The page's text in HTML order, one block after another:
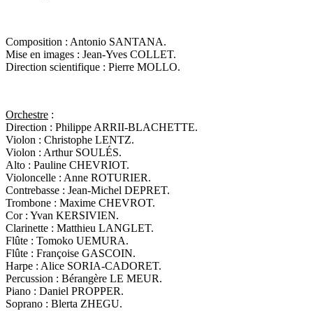
Composition : Antonio SANTANA.
Mise en images : Jean-Yves COLLET.
Direction scientifique : Pierre MOLLO.
Orchestre :
Direction : Philippe ARRII-BLACHETTE.
Violon : Christophe LENTZ.
Violon : Arthur SOULÉS.
Alto : Pauline CHEVRIOT.
Violoncelle : Anne ROTURIER.
Contrebasse : Jean-Michel DEPRET.
Trombone : Maxime CHEVROT.
Cor : Yvan KERSIVIEN.
Clarinette : Matthieu LANGLET.
Flûte : Tomoko UEMURA.
Flûte : Françoise GASCOIN.
Harpe : Alice SORIA-CADORET.
Percussion : Bérangère LE MEUR.
Piano : Daniel PROPPER.
Soprano : Blerta ZHEGU.